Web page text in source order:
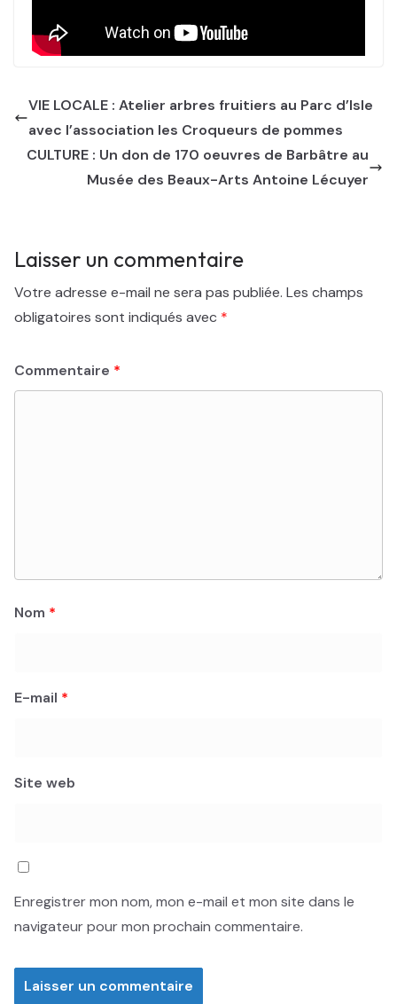
VIE LOCALE : Atelier arbres fruitiers au Parc d’Isle
avec l’association les Croqueurs de pommes
CULTURE : Un don de 170 oeuvres de Barbâtre au
Musée des Beaux-Arts Antoine Lécuyer
Laisser un commentaire
Votre adresse e-mail ne sera pas publiée. Les champs
obligatoires sont indiqués avec *
Commentaire *
Nom *
E-mail *
Site web
Enregistrer mon nom, mon e-mail et mon site dans le
navigateur pour mon prochain commentaire.